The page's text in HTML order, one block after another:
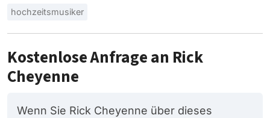
hochzeitsmusiker
Kostenlose Anfrage an Rick
Cheyenne
Wenn Sie Rick Cheyenne über dieses